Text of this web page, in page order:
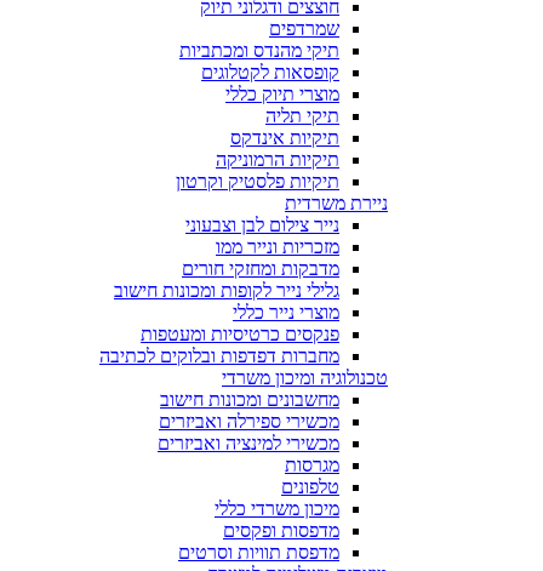
חוצצים ודגלוני תיוק
שמרדפים
תיקי מהנדס ומכתביות
קופסאות לקטלוגים
מוצרי תיוק כללי
תיקי תליה
תיקיות אינדקס
תיקיות הרמוניקה
תיקיות פלסטיק וקרטון
ניירת משרדית
נייר צילום לבן וצבעוני
מזכריות ונייר ממו
מדבקות ומחזקי חורים
גלילי נייר לקופות ומכונות חישוב
מוצרי נייר כללי
פנקסים כרטיסיות ומעטפות
מחברות דפדפות ובלוקים לכתיבה
טכנולוגיה ומיכון משרדי
מחשבונים ומכונות חישוב
מכשירי ספירלה ואביזרים
מכשירי למינציה ואביזרים
מגרסות
טלפונים
מיכון משרדי כללי
מדפסות ופקסים
מדפסת תוויות וסרטים